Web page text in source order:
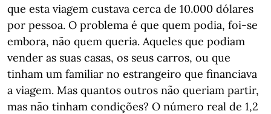
que esta viagem custava cerca de 10.000 dólares
por pessoa. O problema é que quem podia, foi-se
embora, não quem queria. Aqueles que podiam
vender as suas casas, os seus carros, ou que
tinham um familiar no estrangeiro que financiava
a viagem. Mas quantos outros não queriam partir,
mas não tinham condições? O número real de 1,2